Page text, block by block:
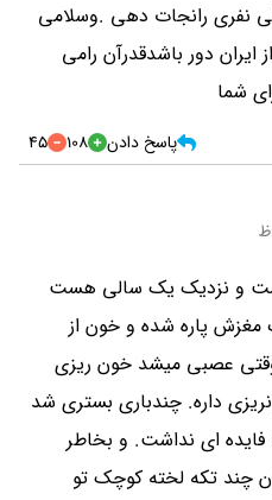
نفری رانجات دهی .وسلامی
دور باشدقدرآن رامی
شما
پاسخ دادن 108
45
سالش هست و نزدیک یک سالی هست
مغزش پاره شده و خون از
عصبی میشد خون ریزی
داره. چندباری بستری شد
ای نداشت. و بخاطر
چند تکه لخته کوچک تو